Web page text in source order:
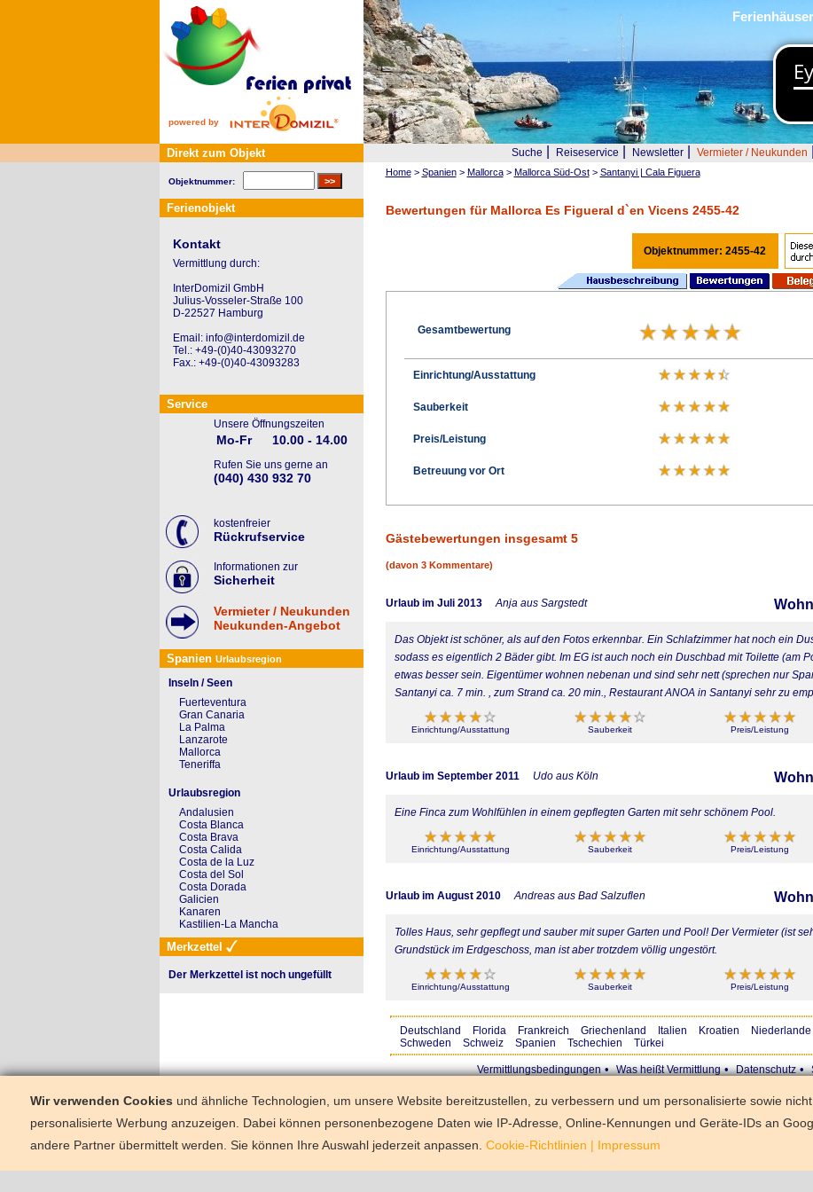
powered by
Suche Reiseservice Newsletter| Vermieter / Neukunden
Home> Spanien> Mallorca> Mallorca Süd-Ost> Santanyi | Cala Figuera
Bewertungen für Mallorca Es Figueral d`en Vicens 2455-42
Objektnummer: 2455-42
Gesamtbewertung
Einrichtung/Ausstattung
Sauberkeit
Preis/Leistung
Betreuung vor Ort
Gästebewertungen insgesamt 5
(davon 3 Kommentare)
Urlaub im Juli 2013 Anja aus Sargstedt
Das Objekt ist schöner, als auf den Fotos erkennbar. Ein Schlafzimmer hat noch ein
sodass es eigentlich 2 Bäder gibt. Im EG ist auch noch ein Duschbad mit Toilette (am
etwas besser sein. Eigentümer wohnen nebenan und sind sehr nett (sprechen nur
Santanyi ca. 7 min. , zum Strand ca. 20 min., Restaurant ANOA in Santanyi sehr zu
Einrichtung/Ausstattung Sauberkeit Preis/Leistung
Urlaub im September 2011 Udo aus Köln
Eine Finca zum Wohlfühlen in einem gepflegten Garten mit sehr schönem Pool.
Einrichtung/Ausstattung Sauberkeit Preis/Leistung
Urlaub im August 2010 Andreas aus Bad Salzuflen
Tolles Haus, sehr gepflegt und sauber mit super Garten und Pool! Der Vermieter (ist
Grundstück im Erdgeschoss, man ist aber trotzdem völlig ungestört.
Einrichtung/Ausstattung Sauberkeit Preis/Leistung
Direkt zum Objekt
Objektnummer:
Ferienobjekt
Kontakt
Vermittlung durch:
InterDomizil GmbH
Julius-Vosseler-Straße 100
D-22527 Hamburg
Email: info@interdomizil.de
Tel.: +49-(0)40-43093270
Fax.: +49-(0)40-43093283
Service
Unsere Öffnungszeiten
Mo-Fr 10.00 - 14.00
Rufen Sie uns gerne an
(040) 430 932 70
kostenfreier
Rückrufservice
Informationen zur
Sicherheit
Vermieter / Neukunden
Neukunden-Angebot
Spanien Urlaubsregion
Inseln / Seen
Fuerteventura
Gran Canaria
La Palma
Lanzarote
Mallorca
Teneriffa
Urlaubsregion
Andalusien
Costa Blanca
Costa Brava
Costa Calida
Costa de la Luz
Costa del Sol
Costa Dorada
Galicien
Kanaren
Kastilien-La Mancha
Merkzettel
Der Merkzettel ist noch ungefüllt
Deutschland Florida Frankreich Griechenland Italien Kroatien Niederlande
Schweden
Schweiz Spanien Tschechien Türkei
Vermittlungsbedingungen• Was heißt Vermittlung• Datenschutz•
Wir verwenden Cookies und ähnliche Technologien, um unsere Website bereitzustellen, zu verbessern und um personalisierte sowie nicht
personalisierte Werbung anzuzeigen. Dabei können personenbezogene Daten wie IP-Adresse, Online-Kennungen und Geräte-IDs an
andere Partner übermittelt werden. Sie können Ihre Auswahl jederzeit anpassen. Cookie-Richtlinien | Impressum